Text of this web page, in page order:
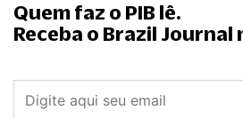
Quem faz o PIB lê.
Receba o Brazil Journal